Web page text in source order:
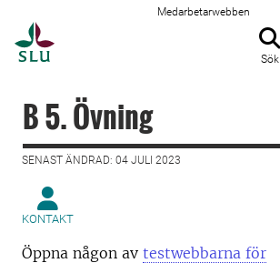
Medarbetarwebben
Sök
B 5. Övning
SENAST ÄNDRAD: 04 JULI 2023
KONTAKT
Öppna någon av testwebbarna för